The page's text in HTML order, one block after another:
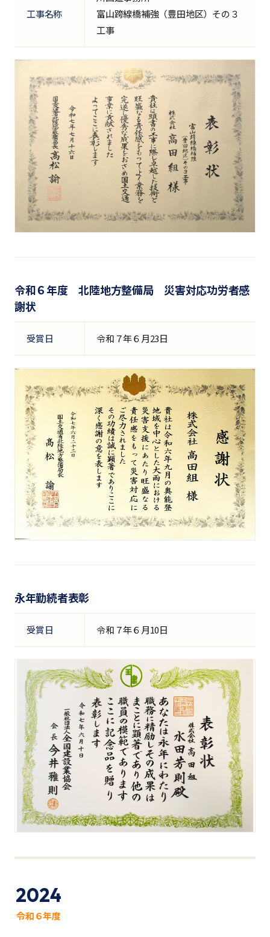
工事名称
富山跨線橋補強（豊田地区）その３
工事
令和６年度 北陸地方整備局 災害対応功労者感
謝状
受賞日 令和７年６月23日
永年勤続者表彰
受賞日 令和７年６月10日
2024
令和６年度